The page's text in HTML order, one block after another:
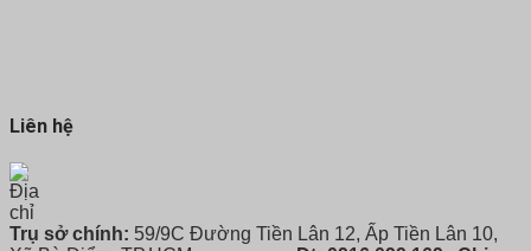
Liên hệ
Trụ sở chính: 59/9C Đường Tiền Lân 12, Ấp Tiền Lân 10,